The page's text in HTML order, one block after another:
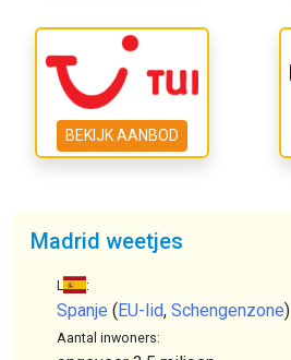
BEKIJK AANBOD
Madrid weetjes
Land:
Spanje (EU-lid, Schengenzone)
Aantal inwoners: